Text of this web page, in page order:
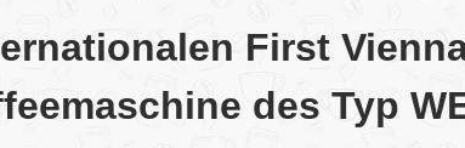
First
des Typ